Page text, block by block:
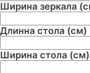
Ширина зеркала
Длинна стола (см)
Ширина стола (см)